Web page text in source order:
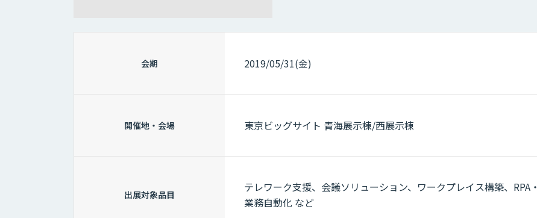
会期 2019/05/31(金)
開催地・会場 東京ビッグサイト 青海展示棟/西展示棟
出展対象品目
テレワーク支援、会議ソリューション、ワークプレイス構築、RPA・
業務自動化 など